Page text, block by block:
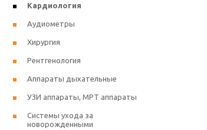
Кардиология
Аудиометры
Хирургия
Рентгенология
Аппараты дыхательные
УЗИ аппараты, МРТ аппараты
Системы ухода за
новорожденными